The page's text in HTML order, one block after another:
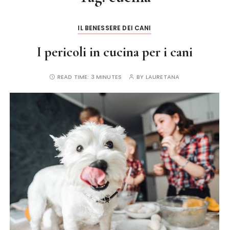
IL BENESSERE DEI CANI
I pericoli in cucina per i cani
READ TIME: 3 MINUTES BY LAURETANA